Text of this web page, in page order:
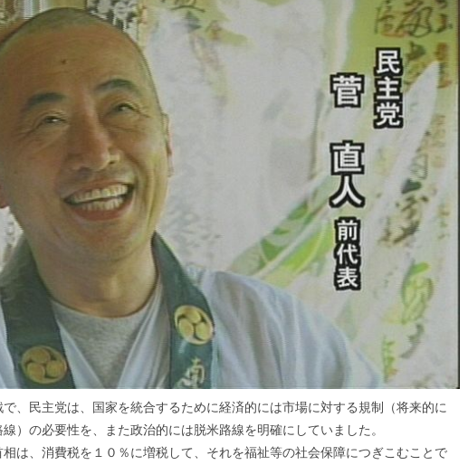
、民主党は、国家を統合するために経済的には市場に対する規制（将来的に
）の必要性を、また政治的には脱米路線を明確にしていました。
は、消費税を１０％に増税して、それを福祉等の社会保障につぎこむことで